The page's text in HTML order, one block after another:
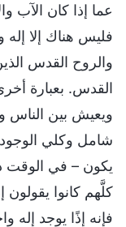
عما إذا كان الآب
فليس هناك إلا إله
والروح القدس
القدس. بعبارة
ويعيش بين الناس
شامل وكلي
يكون – في الوقت
كلَّهم كانوا يقولون
فإنه إذًا يوجد إله